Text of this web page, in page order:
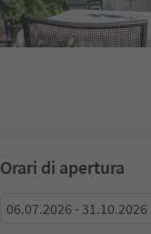
Orari di apertura
06.07.2026 - 31.10.2026